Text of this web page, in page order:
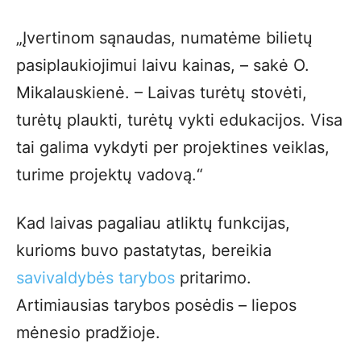
„Įvertinom sąnaudas, numatėme bilietų
pasiplaukiojimui laivu kainas, – sakė O.
Mikalauskienė. – Laivas turėtų stovėti,
turėtų plaukti, turėtų vykti edukacijos. Visa
tai galima vykdyti per projektines veiklas,
turime projektų vadovą.“
Kad laivas pagaliau atliktų funkcijas,
kurioms buvo pastatytas, bereikia
savivaldybės tarybos pritarimo.
Artimiausias tarybos posėdis – liepos
mėnesio pradžioje.